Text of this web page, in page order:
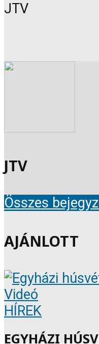
JTV
JTV
Összes
AJÁNLOTT
Videó
HÍREK
EGYHÁZI